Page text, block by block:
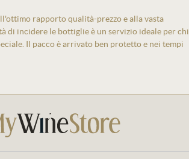
rapporto qualità-prezzo e alla vasta
di incidere le bottiglie è un servizio ideale per chi
Il pacco è arrivato ben protetto e nei tempi